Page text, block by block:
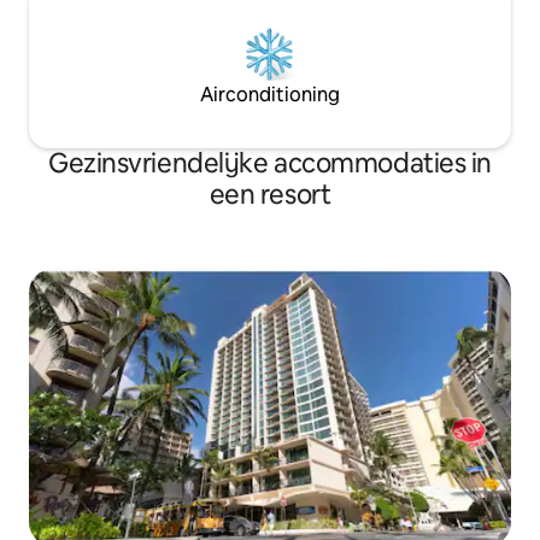
Airconditioning
Gezinsvriendelijke accommodaties in
een resort